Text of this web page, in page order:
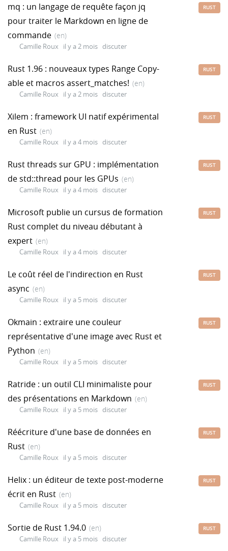
mq : un langage de requête façon jq
pour traiter le Markdown en ligne de
commande (en)
Camille Roux il y a 2 mois discuter
RUST
Rust 1.96 : nouveaux types Range Copy-
able et macros assert_matches! (en)
Camille Roux il y a 2 mois discuter
RUST
Xilem : framework UI natif expérimental
en Rust (en)
Camille Roux il y a 4 mois discuter
RUST
Rust threads sur GPU : implémentation
de std::thread pour les GPUs (en)
Camille Roux il y a 4 mois discuter
RUST
Microsoft publie un cursus de formation
Rust complet du niveau débutant à
expert (en)
Camille Roux il y a 4 mois discuter
RUST
Le coût réel de l'indirection en Rust
async (en)
Camille Roux il y a 5 mois discuter
RUST
Okmain : extraire une couleur
représentative d'une image avec Rust et
Python (en)
Camille Roux il y a 5 mois discuter
RUST
Ratride : un outil CLI minimaliste pour
des présentations en Markdown (en)
Camille Roux il y a 5 mois discuter
RUST
Réécriture d'une base de données en
Rust (en)
Camille Roux il y a 5 mois discuter
RUST
Helix : un éditeur de texte post-moderne
écrit en Rust (en)
Camille Roux il y a 5 mois discuter
RUST
Sortie de Rust 1.94.0 (en)
Camille Roux il y a 5 mois discuter
RUST